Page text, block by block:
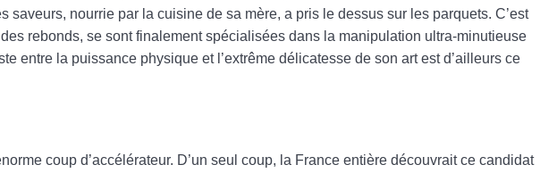
nourrie par la cuisine de sa mère, a pris le dessus sur les parquets. C’est
rebonds, se sont finalement spécialisées dans la manipulation ultra-minutieuse
entre la puissance physique et l’extrême délicatesse de son art est d’ailleurs ce
coup d’accélérateur. D’un seul coup, la France entière découvrait ce candidat